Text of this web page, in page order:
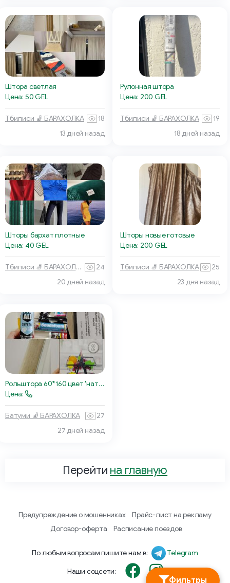
Фильтры
Штора светлая
Цена: 50 GEL
Тбилиси 🧦 БАРАХОЛКА
18
13 дней назад
Рулонная штора
Цена: 200 GEL
Тбилиси 🧦 БАРАХОЛКА
19
18 дней назад
Шторы бархат плотные
Цена: 40 GEL
Тбилиси 🧦 БАРАХОЛКА
24
20 дней назад
Шторы новые готовые
Цена: 200 GEL
Тбилиси 🧦 БАРАХОЛКА
25
23 дня назад
Рольштора 60*160 цвет 'натуральный лен'
Цена:
Батуми 🧦 БАРАХОЛКА
27
27 дней назад
Перейти на главную
Предупреждение о мошенниках
Прайс-лист на рекламу
Договор-оферта
Расписание поездов
По любым вопросам пишите нам в: Telegram
Наши соцсети: